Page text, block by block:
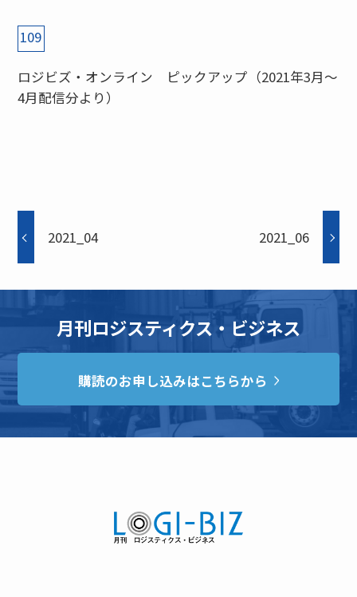
109
ロジビズ・オンライン ピックアップ（2021年3月～
4月配信分より）
2021_04 2021_06
月刊ロジスティクス・ビジネス
購読のお申し込みはこちらから